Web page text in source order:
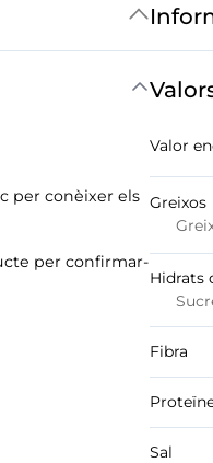
per conèixer els
per confirmar-
Valor
Greixos
Hidrats
Fibra
Sal